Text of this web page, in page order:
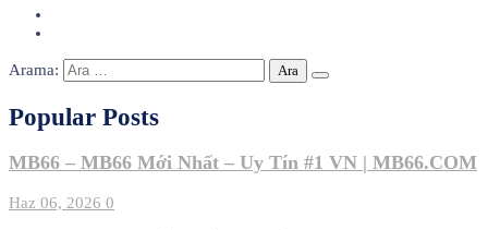
Arama:
Popular Posts
MB66 – MB66 Mới Nhất – Uy Tín #1 VN | MB66.COM
Haz 06, 2026 0